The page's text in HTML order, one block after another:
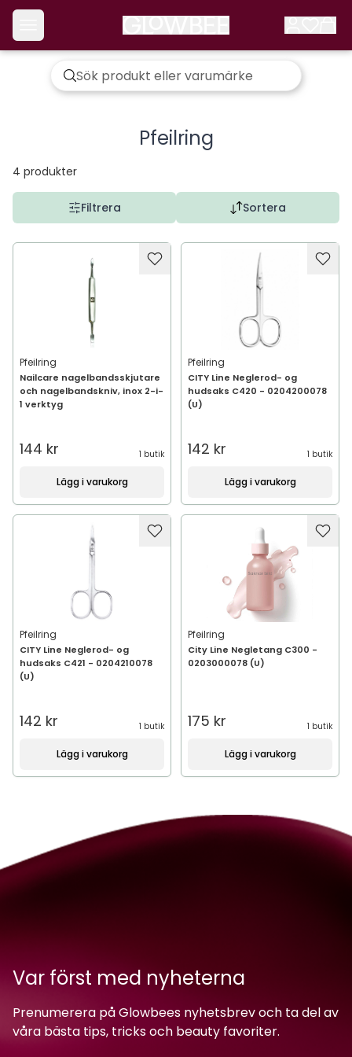
Pfeilring
4 produkter
Filtrera Sortera
Pfeilring
Nailcare nagelbandsskjutare
och nagelbandskniv, inox 2-i-
1 verktyg
144 kr 1 butik
Lägg i varukorg
Pfeilring
CITY Line Neglerod- og
hudsaks C420 - 0204200078
(U)
142 kr 1 butik
Lägg i varukorg
Pfeilring
CITY Line Neglerod- og
hudsaks C421 - 0204210078
(U)
142 kr 1 butik
Lägg i varukorg
Pfeilring
City Line Negletang C300 -
0203000078 (U)
175 kr 1 butik
Lägg i varukorg
Var först med nyheterna
Prenumerera på Glowbees nyhetsbrev och ta del av
våra bästa tips, tricks och beauty favoriter.